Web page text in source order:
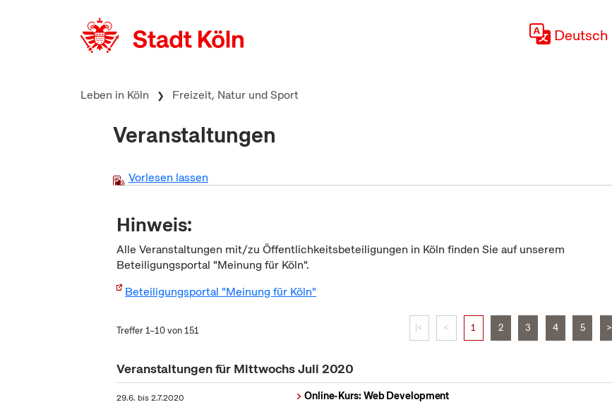
Deutsch
Leben in Köln Freizeit, Natur und Sport
Veranstaltungen
Vorlesen lassen
Hinweis:
Alle Veranstaltungen mit/zu Öffentlichkeitsbeteiligungen in Köln finden Sie auf unserem
Beteiligungsportal "Meinung für Köln".
Beteiligungsportal "Meinung für Köln"
Treffer 1–10 von 151 |< < 1 2 3 4 5 >
Veranstaltungen für Mittwochs Juli 2020
29.6. bis2.7.2020
Online-Kurs: Web Development